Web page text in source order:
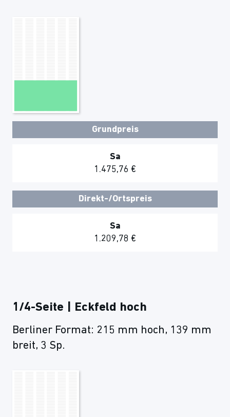
Grundpreis
Sa
1.475,76 €
Direkt-/Ortspreis
Sa
1.209,78 €
1/4-Seite | Eckfeld hoch
Berliner Format: 215 mm hoch, 139 mm
breit, 3 Sp.